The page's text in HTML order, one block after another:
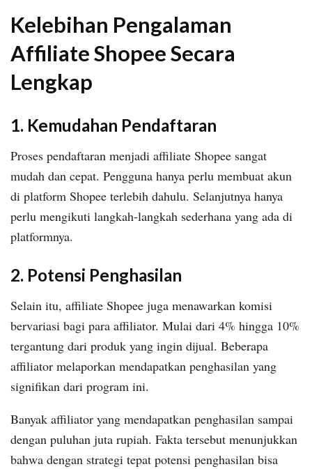
Kelebihan Pengalaman
Affiliate Shopee Secara
Lengkap
1. Kemudahan Pendaftaran
Proses pendaftaran menjadi affiliate Shopee sangat
mudah dan cepat. Pengguna hanya perlu membuat akun
di platform Shopee terlebih dahulu. Selanjutnya hanya
perlu mengikuti langkah-langkah sederhana yang ada di
platformnya.
2. Potensi Penghasilan
Selain itu, affiliate Shopee juga menawarkan komisi
bervariasi bagi para affiliator. Mulai dari 4% hingga 10%
tergantung dari produk yang ingin dijual. Beberapa
affiliator melaporkan mendapatkan penghasilan yang
signifikan dari program ini.
Banyak affiliator yang mendapatkan penghasilan sampai
dengan puluhan juta rupiah. Fakta tersebut menunjukkan
bahwa dengan strategi tepat potensi penghasilan bisa